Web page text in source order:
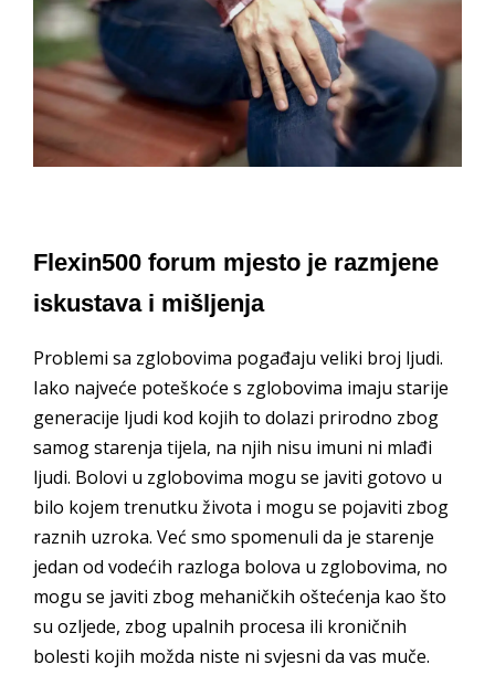
Flexin500 forum mjesto je razmjene
iskustava i mišljenja
Problemi sa zglobovima pogađaju veliki broj ljudi.
Iako najveće poteškoće s zglobovima imaju starije
generacije ljudi kod kojih to dolazi prirodno zbog
samog starenja tijela, na njih nisu imuni ni mlađi
ljudi. Bolovi u zglobovima mogu se javiti gotovo u
bilo kojem trenutku života i mogu se pojaviti zbog
raznih uzroka. Već smo spomenuli da je starenje
jedan od vodećih razloga bolova u zglobovima, no
mogu se javiti zbog mehaničkih oštećenja kao što
su ozljede, zbog upalnih procesa ili kroničnih
bolesti kojih možda niste ni svjesni da vas muče.